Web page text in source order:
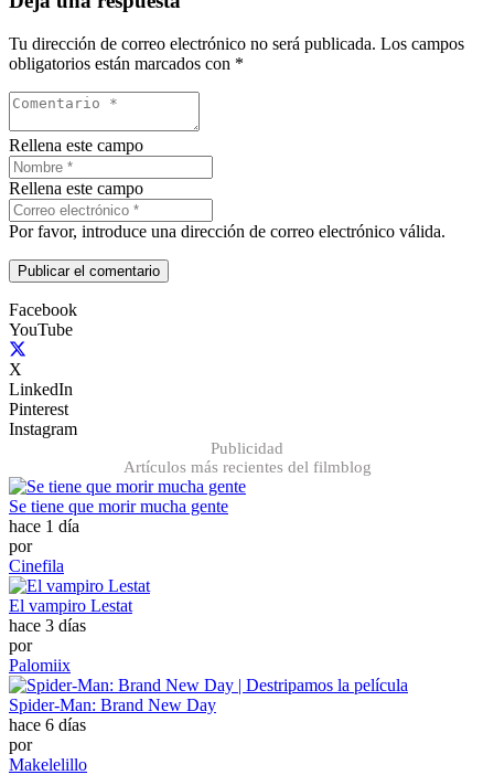
Tu dirección de correo electrónico no será publicada. Los campos
obligatorios están marcados con *
Rellena este campo
Rellena este campo
Por favor, introduce una dirección de correo electrónico válida.
Publicar el comentario
Facebook
YouTube
X
LinkedIn
Pinterest
Instagram
Publicidad
Artículos más recientes del filmblog
Se tiene que morir mucha gente
hace 1 día
por
Cinefila
El vampiro Lestat
hace 3 días
por
Palomiix
Spider-Man: Brand New Day
hace 6 días
por
Makelelillo